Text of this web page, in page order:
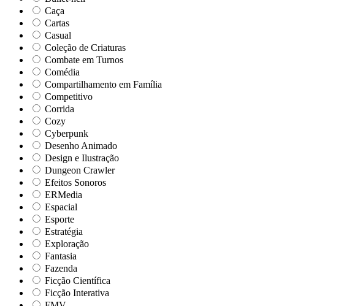
Caça
Cartas
Casual
Coleção de Criaturas
Combate em Turnos
Comédia
Compartilhamento em Família
Competitivo
Corrida
Cozy
Cyberpunk
Desenho Animado
Design e Ilustração
Dungeon Crawler
Efeitos Sonoros
ERMedia
Espacial
Esporte
Estratégia
Exploração
Fantasia
Fazenda
Ficção Científica
Ficção Interativa